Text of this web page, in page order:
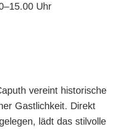
Uhr
vereint historische
Gastlichkeit. Direkt
lädt das stilvolle